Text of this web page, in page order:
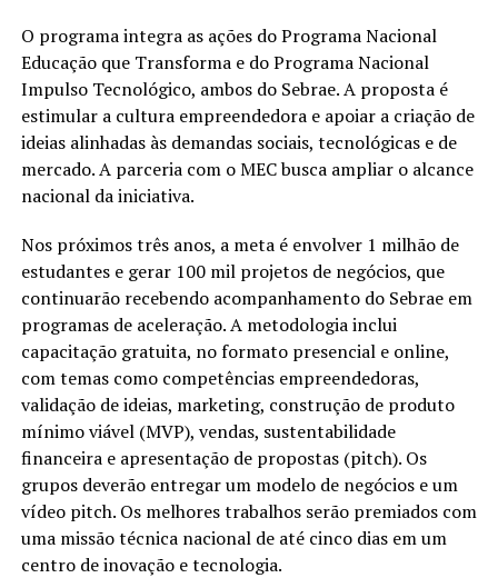
O programa integra as ações do Programa Nacional
Educação que Transforma e do Programa Nacional
Impulso Tecnológico, ambos do Sebrae. A proposta é
estimular a cultura empreendedora e apoiar a criação de
ideias alinhadas às demandas sociais, tecnológicas e de
mercado. A parceria com o MEC busca ampliar o alcance
nacional da iniciativa.
Nos próximos três anos, a meta é envolver 1 milhão de
estudantes e gerar 100 mil projetos de negócios, que
continuarão recebendo acompanhamento do Sebrae em
programas de aceleração. A metodologia inclui
capacitação gratuita, no formato presencial e online,
com temas como competências empreendedoras,
validação de ideias, marketing, construção de produto
mínimo viável (MVP), vendas, sustentabilidade
financeira e apresentação de propostas (pitch). Os
grupos deverão entregar um modelo de negócios e um
vídeo pitch. Os melhores trabalhos serão premiados com
uma missão técnica nacional de até cinco dias em um
centro de inovação e tecnologia.